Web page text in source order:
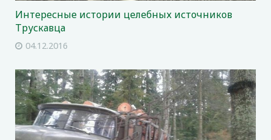
Интересные истории целебных источников
Трускавца
04.12.2016